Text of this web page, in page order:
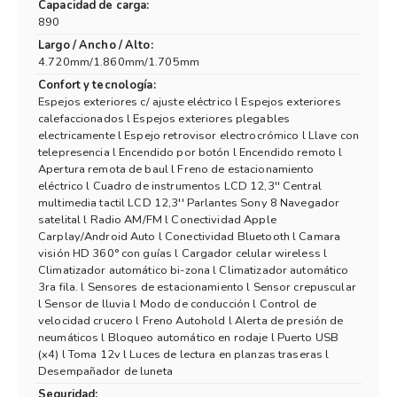
Capacidad de carga:
890
Largo / Ancho / Alto:
4.720mm/1.860mm/1.705mm
Confort y tecnología:
Espejos exteriores c/ ajuste eléctrico l Espejos exteriores
calefaccionados l Espejos exteriores plegables
electricamente l Espejo retrovisor electrocrómico l Llave con
telepresencia l Encendido por botón l Encendido remoto l
Apertura remota de baul l Freno de estacionamiento
eléctrico l Cuadro de instrumentos LCD 12,3'' Central
multimedia tactil LCD 12,3'' Parlantes Sony 8 Navegador
satelital l Radio AM/FM l Conectividad Apple
Carplay/Android Auto l Conectividad Bluetooth l Camara
visión HD 360° con guías l Cargador celular wireless l
Climatizador automático bi-zona l Climatizador automático
3ra fila. l Sensores de estacionamiento l Sensor crepuscular
l Sensor de lluvia l Modo de conducción l Control de
velocidad crucero l Freno Autohold l Alerta de presión de
neumáticos l Bloqueo automático en rodaje l Puerto USB
(x4) l Toma 12v l Luces de lectura en planzas traseras l
Desempañador de luneta